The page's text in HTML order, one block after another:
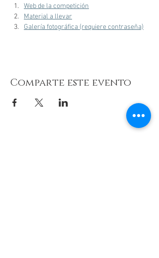
Web de la competición
Material a llevar
Galería fotográfica (requiere contraseña)
Comparte este evento